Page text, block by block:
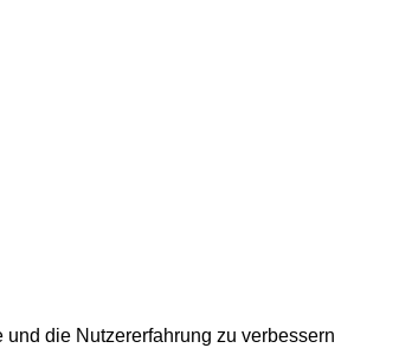
die Nutzererfahrung zu verbessern